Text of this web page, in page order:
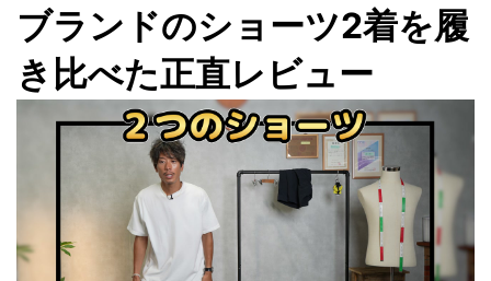
ブランドのショーツ2着を履
き比べた正直レビュー